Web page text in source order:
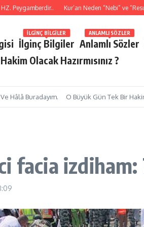
Kur’an Neden “Nebi” ve “Resul”
İlginç Bilgiler
İLGINÇ BILGILER
Anlamlı Sözler
ANLAMLI SÖZLER
Olacak Hazırmısınız ?
Ve Hâlâ Buradayım. O Büyük Gün Tek Bir
facia izdiham: